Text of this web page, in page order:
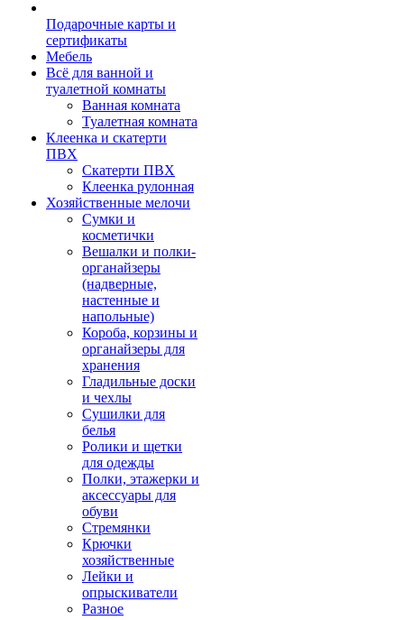
Подарочные карты и
сертификаты
Мебель
Всё для ванной и
туалетной комнаты
Ванная комната
Туалетная комната
Клеенка и скатерти
ПВХ
Скатерти ПВХ
Клеенка рулонная
Хозяйственные мелочи
Сумки и
косметички
Вешалки и полки-
органайзеры
(надверные,
настенные и
напольные)
Короба, корзины и
органайзеры для
хранения
Гладильные доски
и чехлы
Сушилки для
белья
Ролики и щетки
для одежды
Полки, этажерки и
аксессуары для
обуви
Стремянки
Крючки
хозяйственные
Лейки и
опрыскиватели
Разное